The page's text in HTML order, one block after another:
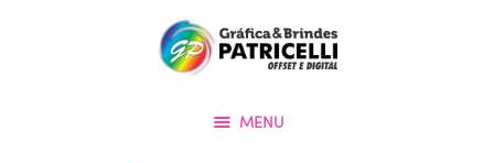
MENU
Impressão